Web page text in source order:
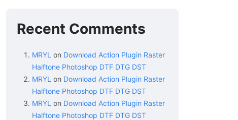
Recent Comments
MRYL on Download Action Plugin Raster
Halftone Photoshop DTF DTG DST
MRYL on Download Action Plugin Raster
Halftone Photoshop DTF DTG DST
MRYL on Download Action Plugin Raster
Halftone Photoshop DTF DTG DST